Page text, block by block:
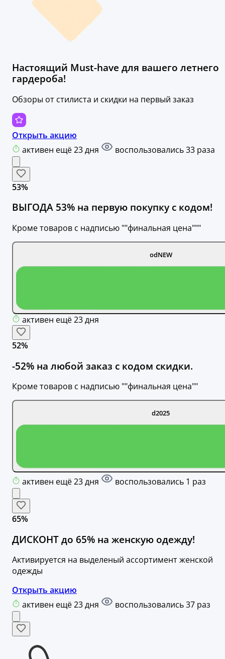
Настоящий Must-have для вашего летнего
гардероба!
Обзоры от стилиста и скидки на первый заказ
Открыть акцию
активен ещё 23 дня
воспользовались 33 раза
53%
ВЫГОДА 53% на первую покупку с кодом!
Кроме товаров с надписью ""финальная цена"""
odNEW
активен ещё 23 дня
52%
-52% на любой заказ с кодом скидки.
Кроме товаров с надписью ""финальная цена""
d2025
активен ещё 23 дня воспользовались 1 раз
65%
ДИСКОНТ до 65% на женскую одежду!
Активируется на выделеный ассортимент женской
одежды
Открыть акцию
активен ещё 23 дня
воспользовались 37 раз